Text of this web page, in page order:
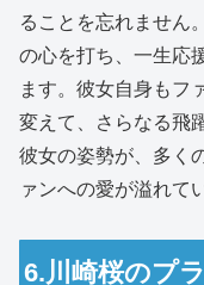
ることを忘れません
の心を打ち、一生応
ます。彼女自身もフ
変えて、さらなる飛
彼女の姿勢が、多く
ァンへの愛が溢れて
6.川崎桜のプ